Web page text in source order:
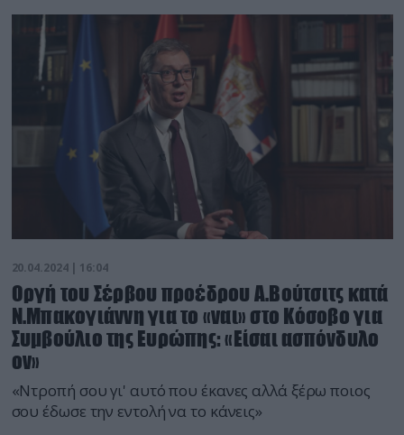
20.04.2024 | 16:04
Οργή του Σέρβου προέδρου Α.Βούτσιτς κατά
Ν.Μπακογιάννη για το «ναι» στο Κόσοβο για
Συμβούλιο της Ευρώπης: «Είσαι ασπόνδυλο
ον»
«Ντροπή σου γι' αυτό που έκανες αλλά ξέρω ποιος
σου έδωσε την εντολή να το κάνεις»